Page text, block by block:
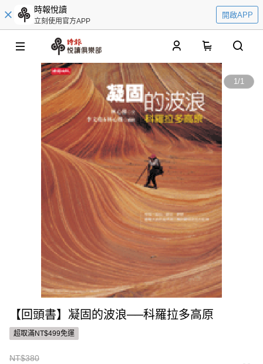
時報悅讀
立刻使用官方APP
開啟APP
1/1
【回頭書】凝固的波浪──科羅拉多高原
超取滿NT$499免運
NT$380